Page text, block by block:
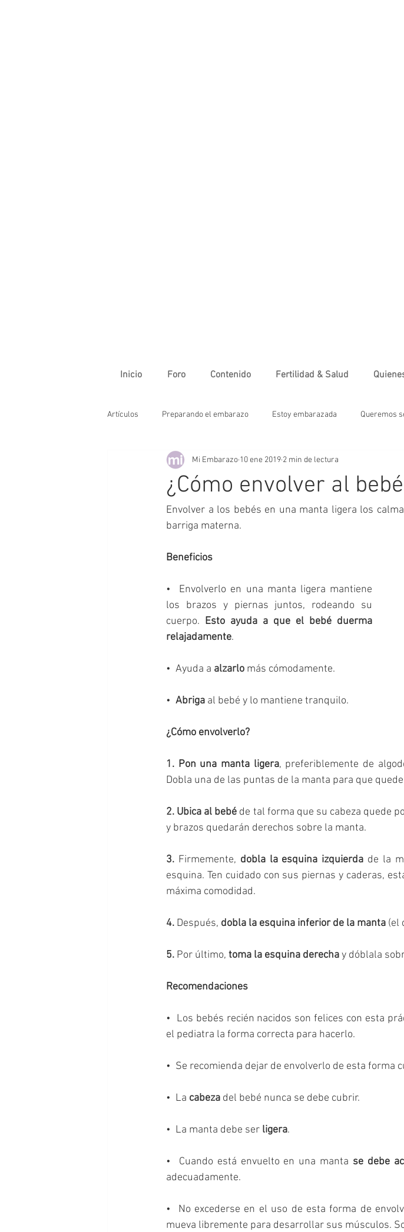
Inicio Foro Contenido Fertilidad & Salud
Artículos Preparando el embarazo Estoy embarazada Queremos
La vida en familia Primer trimestre Moda
Tercer trimestre Cuidados del bebé Maternidad Infografía
Lactancia materna
¿Cómo envolver al
Mi Embarazo 10 ene 2019 2 min de lectura
Envolver a los bebés en una manta ligera los
barriga materna.
Beneficios
•  Envolverlo en una manta ligera mantiene
los brazos y piernas juntos, rodeando su
cuerpo. Esto ayuda a que el bebé duerma
relajadamente.
•  Ayuda a alzarlo más cómodamente.
• Abriga al bebé y lo mantiene tranquilo.
¿Cómo envolverlo?
1. Pon una manta ligera, preferiblemente de
Dobla una de las puntas de la manta para que
2. Ubica al bebé de tal forma que su cabeza quede
y brazos quedarán derechos sobre la manta.
3. Firmemente, dobla la esquina izquierda de la
esquina. Ten cuidado con sus piernas y caderas,
máxima comodidad.
4. Después, dobla la esquina inferior de la manta
5. Por último, toma la esquina derecha y dóblala
Recomendaciones
•  Los bebés recién nacidos son felices con esta
el pediatra la forma correcta para hacerlo.
•  Se recomienda dejar de envolverlo de esta forma
•  La cabeza del bebé nunca se debe cubrir.
•  La manta debe ser ligera.
•  Cuando está envuelto en una manta se debe
adecuadamente.
•  No excederse en el uso de esta forma de
mueva libremente para desarrollar sus músculos.